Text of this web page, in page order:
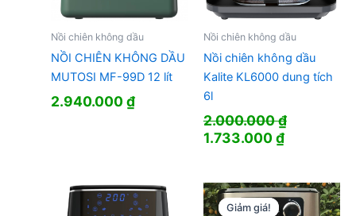
Nồi chiên không dầu
NỒI CHIÊN KHÔNG DẦU
MUTOSI MF-99D 12 lít
2.940.000₫
Nồi chiên không dầu
Nồi chiên không dầu
Kalite KL6000 dung tích
6l
2.000.000₫
Giá
2.000.000 ₫.
1.733.000₫Giá
là:
1.733.000
Giảm giá!
Giảm giá!